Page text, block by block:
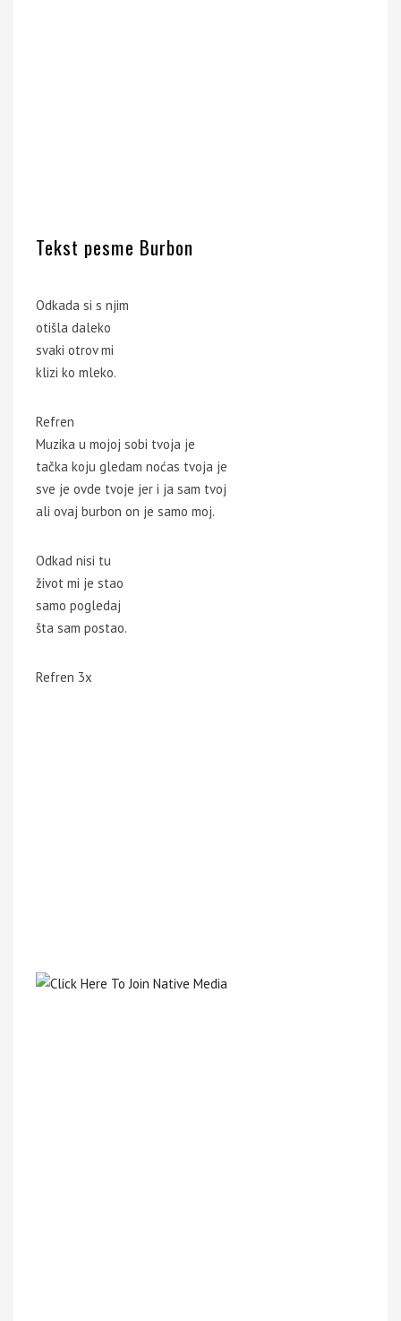
Tekst pesme Burbon
Odkada si s njim
otišla daleko
svaki otrov mi
klizi ko mleko.
Refren
Muzika u mojoj sobi tvoja je
tačka koju gledam noćas tvoja je
sve je ovde tvoje jer i ja sam tvoj
ali ovaj burbon on je samo moj.
Odkad nisi tu
život mi je stao
samo pogledaj
šta sam postao.
Refren 3x